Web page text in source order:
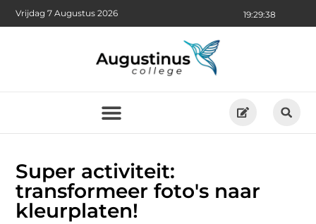
19:29:39
Vrijdag 7 Augustus 2026
Super activiteit:
transformeer foto's naar
kleurplaten!